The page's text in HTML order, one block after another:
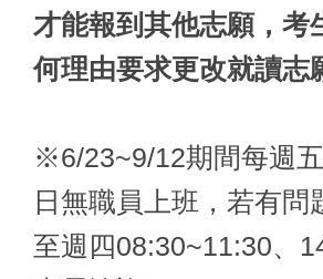
才能報到其他志願，考
何理由要求更改就讀志
※6/23~9/12期間每週
日無職員上班，若有問
至週四08:30~11:30、